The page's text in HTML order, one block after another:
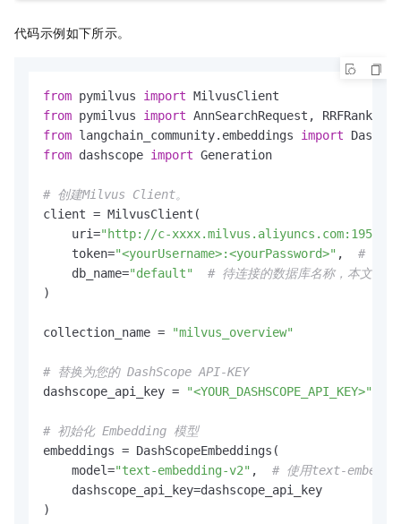
代码示例如下所示。
from pymilvus import
from pymilvus import
from langchain_community.embeddings import
from dashscope import Generation
# 创建Milvus Client。
client = MilvusClient(
    uri=
"http://c-xxxx.milvus.aliyuncs.com:19530"
    token=
"<yourUsername>:<yourPassword>" , # 登录
    db_name=
"default"
# 待连接的数据库名称，本文示
)
collection_name = "milvus_overview"
# 替换为您的 DashScope API-KEY
dashscope_api_key =
"<YOUR_DASHSCOPE_API_KEY>"
# 初始化 Embedding 模型
embeddings = DashScopeEmbeddings(
    model=
"text-embedding-v2" , # 使用text-
    dashscope_api_key=dashscope_api_key
)